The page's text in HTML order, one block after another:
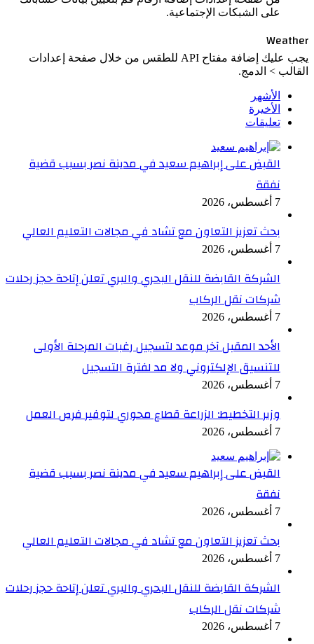
على الشبكات الإجتماعية.
Weather
يجب عليك إضافة مفتاح API للطقس من خلال صفحة إعدادات
القالب > الدمج.
الأشهر
الأخيرة
تعليقات
القبض على إبراهيم سعيد في مدينة نصر بسبب قضية
نفقة
7 أغسطس، 2026
بحث تعزيز التعاون مع تشاد في مجالات التعليم العالي
7 أغسطس، 2026
الشركة القابضة للنقل البحري والبري تعلن إتاحة حجز رحلات
شركات نقل الركاب
7 أغسطس، 2026
الأحد المقبل آخر موعد لتسجيل رغبات المرحلة الأولى
للتنسيق الإلكتروني ولا مد لفترة التسجيل
7 أغسطس، 2026
وزير التخطيط: الزراعة قطاع محوري لتوفير فرص العمل
7 أغسطس، 2026
القبض على إبراهيم سعيد في مدينة نصر بسبب قضية
نفقة
7 أغسطس، 2026
بحث تعزيز التعاون مع تشاد في مجالات التعليم العالي
7 أغسطس، 2026
الشركة القابضة للنقل البحري والبري تعلن إتاحة حجز رحلات
شركات نقل الركاب
7 أغسطس، 2026